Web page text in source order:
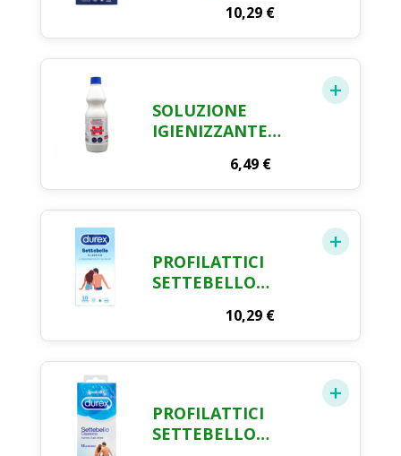
10,29 €
SOLUZIONE
IGIENIZZANTE
6,49 €
PROFILATTICI
SETTEBELLO
10,29 €
PROFILATTICI
SETTEBELLO